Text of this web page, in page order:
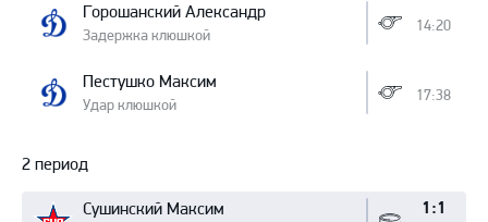
Горошанский Александр
Задержка клюшкой
14:20
Пестушко Максим
Удар клюшкой
17:38
2 период
Сушинский Максим 1:1